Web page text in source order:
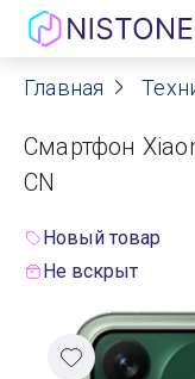
Акции
О нас
Договор
Главная
Смартфон
CN
Новый товар
Не вскрыт